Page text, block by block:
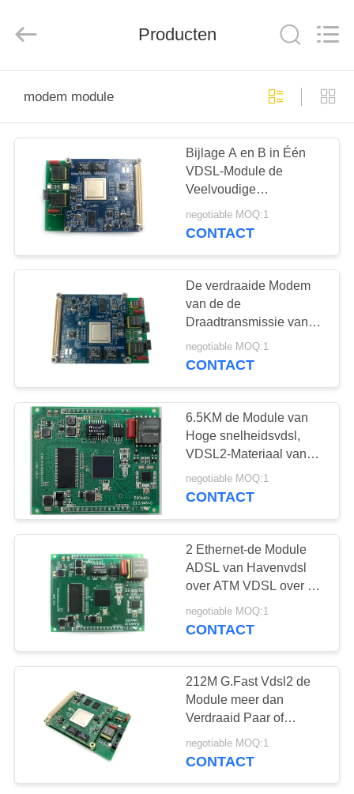
PRODUCTEN
ONGEVEER
ONS
FABRIEKSREIS
KWALITEITSCONTROLE
CONTACTEER
ONS
NIEUWS
SITEMAP
PRIVACY
POLICY
Rights
Producten
modem module
Bijlage A en B in Één
VDSL-Module de
Veelvoudige
Consumptie van de de
Interfaces Lage Macht
negotiable MOQ:1
CONTACT
De verdraaide Modem
van de de
Draadtransmissie van
het Paarkoper, 200M
VDSL2 VDSL2 Module
negotiable MOQ:1
CONTACT
6.5KM de Module van
Hoge snelheidsvdsl,
VDSL2-Materiaal van
het Module het Koper
Verdraaide Paar
negotiable MOQ:1
CONTACT
2 Ethernet-de Module
ADSL van Havenvdsl
over ATM VDSL over het
Volledige VDSL Profiel
van PTM AnnexA
negotiable MOQ:1
CONTACT
212M G.Fast Vdsl2 de
Module meer dan
Verdraaid Paar of
overhaalt XDSL In
entrepot met Phy
negotiable MOQ:1
CONTACT